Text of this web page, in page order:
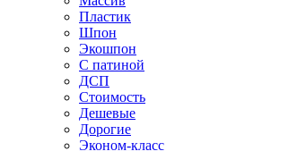
Пластик
Шпон
Экошпон
С патиной
ДСП
Стоимость
Дешевые
Дорогие
Эконом-класс